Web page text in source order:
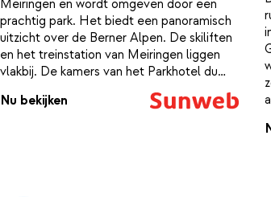
Meiringen en wordt omgeven door een
prachtig park. Het biedt een panoramisch
uitzicht over de Berner Alpen. De skiliften
en het treinstation van Meiringen liggen
vlakbij. De kamers van het Parkhotel du
voorzien van een eigen moderne
Nu bekijken